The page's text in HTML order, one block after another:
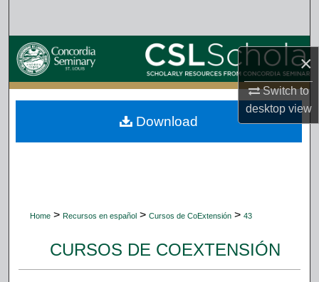
×
Switch to
desktopview
Browse Collections
My Account
About
Home > Recursos en español > Cursos de CoExtensión > 43
CURSOS DE COEXTENSIÓN
Download